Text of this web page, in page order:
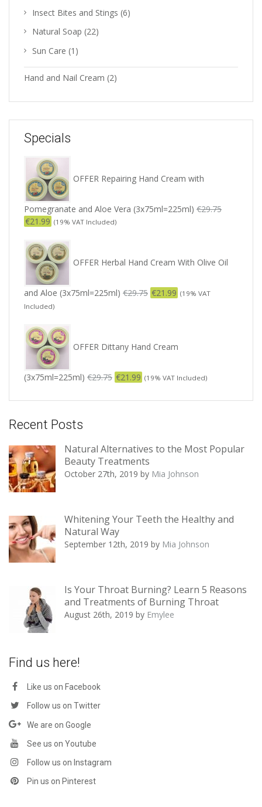
Insect Bites and Stings (6)
Natural Soap (22)
Sun Care (1)
Hand and Nail Cream (2)
Specials
OFFER Repairing Hand Cream with
Pomegranate and Aloe Vera (3x75ml=225ml) €29.75
€21.99 (19% VAT Included)
OFFER Herbal Hand Cream With Olive Oil
and Aloe (3x75ml=225ml) €29.75 €21.99 (19% VAT
Included)
OFFER Dittany Hand Cream
(3x75ml=225ml) €29.75 €21.99 (19% VAT Included)
Recent Posts
Natural Alternatives to the Most Popular
Beauty Treatments
October 27th, 2019 by Mia Johnson
Whitening Your Teeth the Healthy and
Natural Way
September 12th, 2019 by Mia Johnson
Is Your Throat Burning? Learn 5 Reasons
and Treatments of Burning Throat
August 26th, 2019 by Emylee
Find us here!
Like us on Facebook
Follow us on Twitter
We are on Google
See us on Youtube
Follow us on Instagram
Pin us on Pinterest